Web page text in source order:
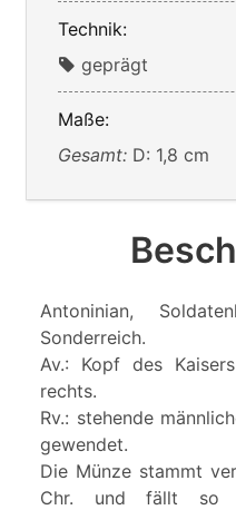
Technik:
geprägt
Maße:
Gesamt: D: 1,8 cm
Antoninian,
Sonderreich.
Av.: Kopf des
rechts.
Rv.: stehende
gewendet.
Die Münze stammt
Chr. und fällt